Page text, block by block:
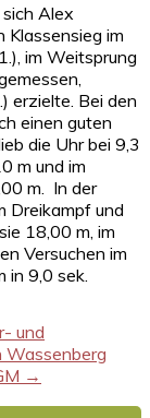
Alex
im
im Weitsprung
erzielte. Bei den
einen guten
die Uhr bei 9,3
m und im
m. In der
Dreikampf und
18,00 m, im
Versuchen im
in 9,0 sek.
und
Wassenberg
→